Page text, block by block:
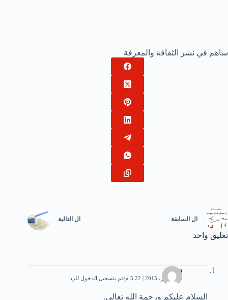
ساهم في نشر الثقافة والمعرفة
ال السابقة ال التالية
تعليق واحد
Abo
3 ديسمبر، 2015 | 5:22 م قم بتسجيل الدخول للرد
السلام عليكم ورحمة الله تعالى.